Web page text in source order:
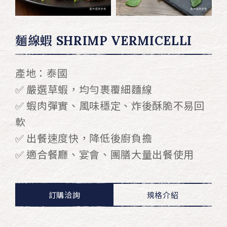
麵線蝦 SHRIMP VERMICELLI
產地：泰國
✅ 嚴選草蝦，均勻裹覆細麵線
✅ 蝦肉彈實、風味穩定、炸後酥脆不易回
軟
✅ 出餐速度快，降低後廚負擔
✅ 適合餐廳、宴會、團膳大量出餐使用
訂購洽詢 規格介紹